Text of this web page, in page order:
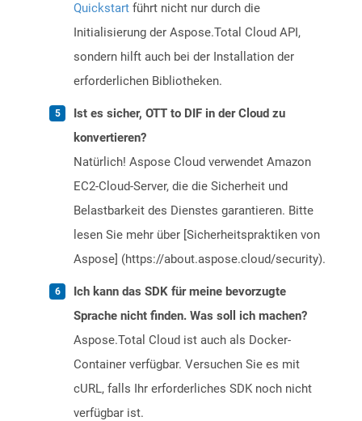
Quickstart führt nicht nur durch die
Initialisierung der Aspose.Total Cloud API,
sondern hilft auch bei der Installation der
erforderlichen Bibliotheken.
Ist es sicher, OTT to DIF in der Cloud zu
konvertieren?
Natürlich! Aspose Cloud verwendet Amazon
EC2-Cloud-Server, die die Sicherheit und
Belastbarkeit des Dienstes garantieren. Bitte
lesen Sie mehr über [Sicherheitspraktiken von
Aspose] (https://about.aspose.cloud/security).
Ich kann das SDK für meine bevorzugte
Sprache nicht finden. Was soll ich machen?
Aspose.Total Cloud ist auch als Docker-
Container verfügbar. Versuchen Sie es mit
cURL, falls Ihr erforderliches SDK noch nicht
verfügbar ist.